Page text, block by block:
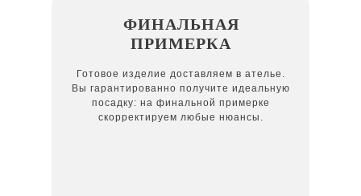
Готовое изделие доставляем в ателье.
Вы гарантированно получите идеальную
посадку: на финальной примерке
скорректируем любые нюансы.
ФИНАЛЬНАЯ
ПРИМЕРКА